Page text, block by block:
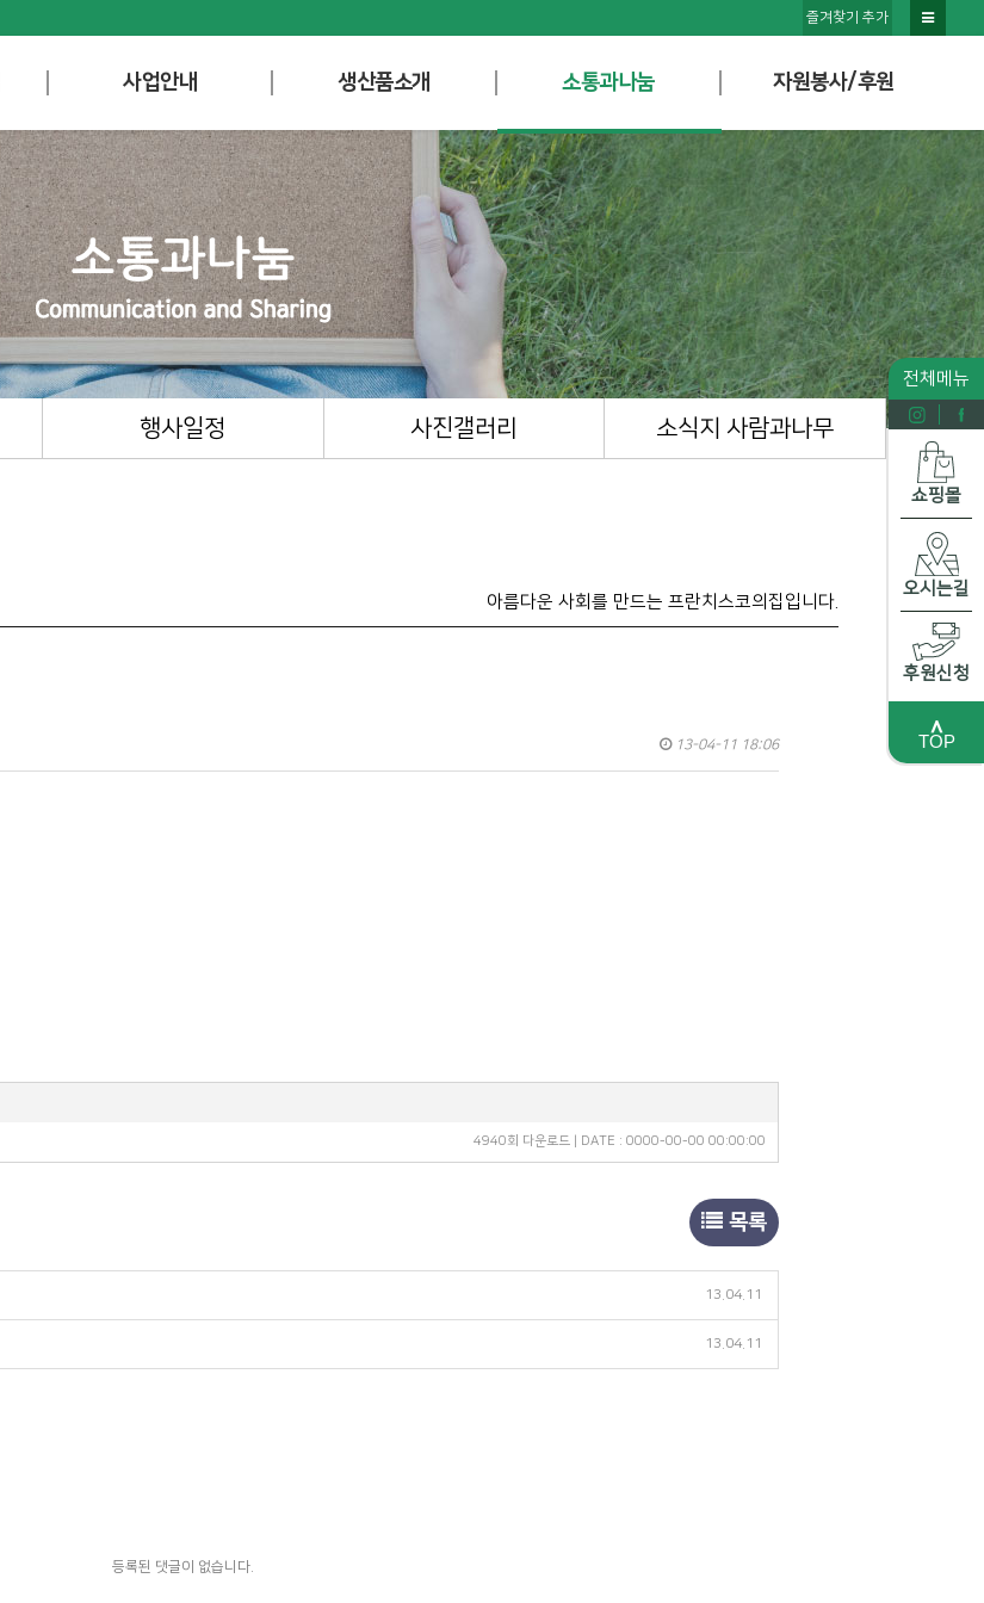
즐겨찾기 추가
사업안내 생산품소개 소통과나눔 자원봉사/후원
행사일정 사진갤러리 소식지 사람과나무
아름다운 사회를 만드는 프란치스코의집입니다.
13-04-11 18:06
4940회 다운로드 | DATE : 0000-00-00 00:00:00
목록
13.04.11
13.04.11
등록된 댓글이 없습니다.
전체메뉴
쇼핑몰
오시는길
후원신청
＾
TOP